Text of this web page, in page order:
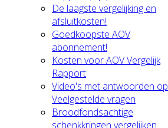
De laagste vergelijking en
afsluitkosten!
Goedkoopste AOV
abonnement!
Kosten voor AOV Vergelijk
Rapport
Video's met antwoorden op
Veelgestelde vragen
Broodfondsachtige
schenkkringen vergelijken